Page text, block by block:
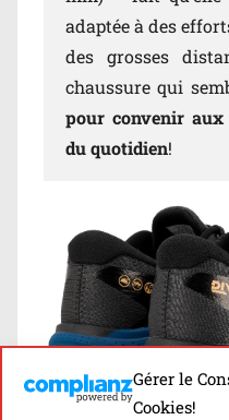
Gérer le
Cookies!
adaptée à des
des grosses
chaussure qui
pour convenir aux
du quotidien!